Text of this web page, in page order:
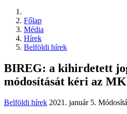
Főlap
Média
Hírek
Belföldi hírek
BIREG: a kihirdetett
módosítását kéri az
Belföldi hírek 2021. január 5.